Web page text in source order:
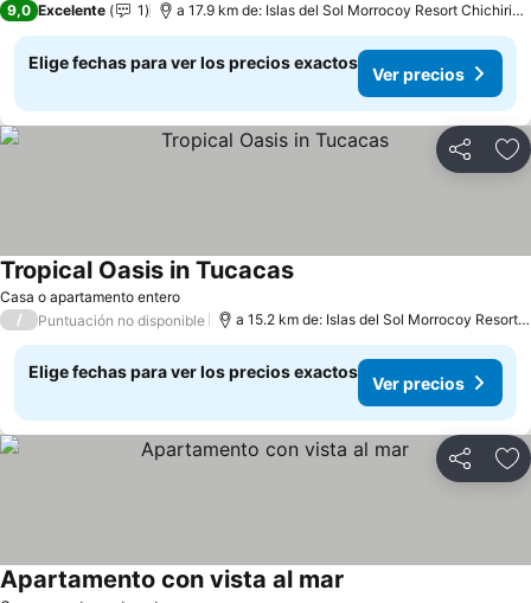
9,0 Excelente 1 a 17.9 km de: Islas del Sol Morrocoy Resort Chichiriviche
Elige fechas para ver los precios exactos
Ver precios
Compartir
Casa o apartamento entero
Tropical Oasis in Tucacas
/ Puntuación no disponible a 15.2 km de: Islas del Sol Morrocoy Resort Chichiriviche
Elige fechas para ver los precios exactos
Ver precios
Compartir
Apartamento con vista al mar